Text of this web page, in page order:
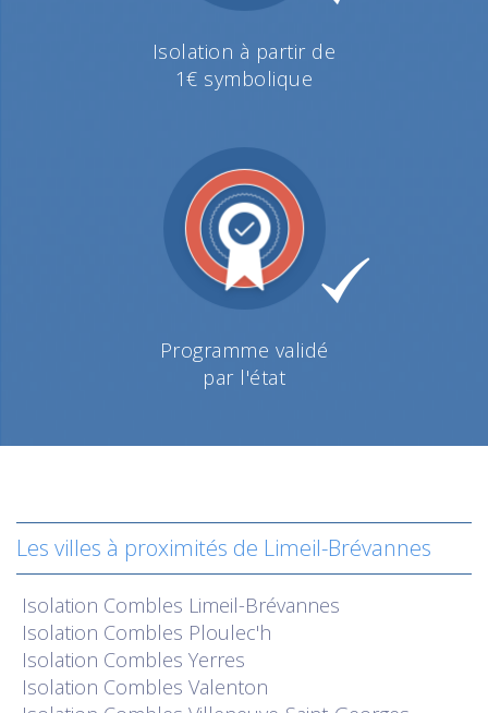
Isolation à partir de
1€ symbolique
Programme validé
par l'état
Les villes à proximités de Limeil-Brévannes
Isolation Combles Limeil-Brévannes
Isolation Combles Ploulec'h
Isolation Combles Yerres
Isolation Combles Valenton